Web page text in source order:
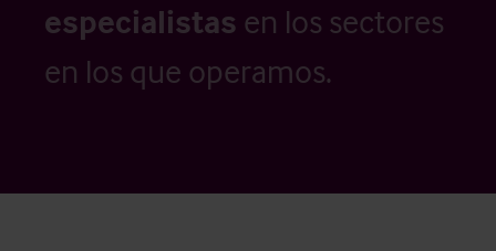
especialistas en los sectores
en los que operamos.